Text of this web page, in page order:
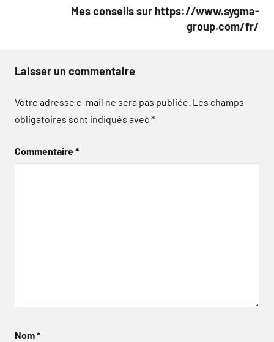
Mes conseils sur https://www.sygma-
group.com/fr/
Laisser un commentaire
Votre adresse e-mail ne sera pas publiée. Les champs
obligatoires sont indiqués avec*
Commentaire*
Nom*